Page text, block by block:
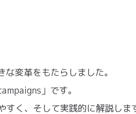
変革をもたらしました。
」です。
すく、そして実践的に解説しま